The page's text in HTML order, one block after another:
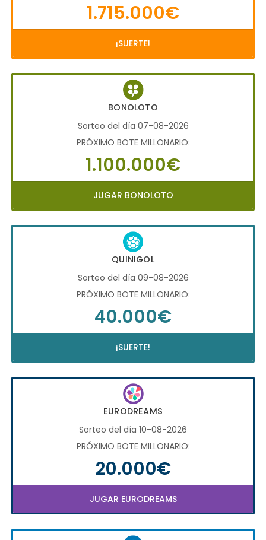
1.715.000€
¡SUERTE!
BONOLOTO
Sorteo del día 07-08-2026
PRÓXIMO BOTE MILLONARIO:
1.100.000€
JUGAR BONOLOTO
QUINIGOL
Sorteo del día 09-08-2026
PRÓXIMO BOTE MILLONARIO:
40.000€
¡SUERTE!
EURODREAMS
Sorteo del día 10-08-2026
PRÓXIMO BOTE MILLONARIO:
20.000€
JUGAR EURODREAMS